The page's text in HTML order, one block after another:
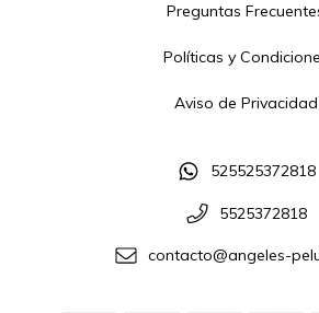
Preguntas
Políticas y
Aviso de Privacidad
525525372818
5525372818
contacto@angeles-